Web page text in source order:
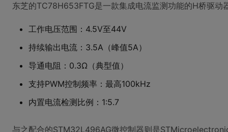
东芝的TC78H653FTG是一款集成电流监测功能的H桥驱动
工作电压范围：4.5V至44V
持续输出电流：3.5A（峰值5A）
导通电阻：0.3Ω（典型值）
支持PWM控制频率：最高100kHz
内置电流检测比例：1:5.7
与之配合的STM32L496AG微控制器则是